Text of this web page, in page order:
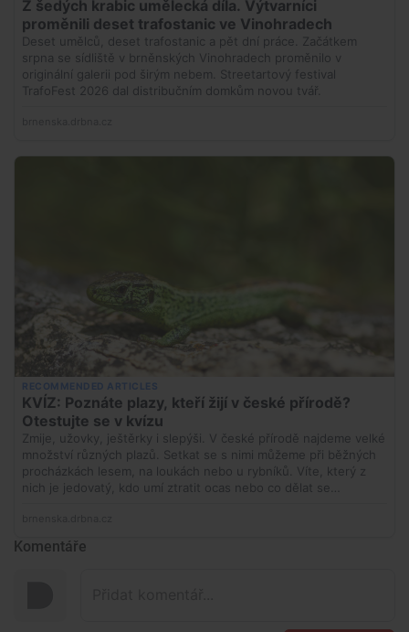
Komentáře